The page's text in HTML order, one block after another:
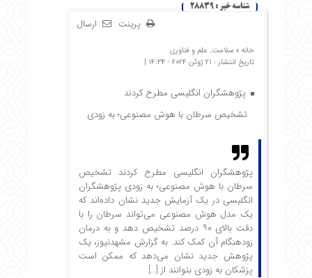
شناسه خبر : 28839
ارسال پرینت
خانه » سلامت, علم و فناوری
تاریخ انتشار : 21 ژوئن 2024 - 14:34 |
پژوهشگران انگلیسی مطرح کردند
تشخیص سرطان با هوش مصنوعی؛ به زودی
پژوهشگران انگلیسی مطرح کردند تشخیص
سرطان با هوش مصنوعی؛ به زودی پژوهشگران
انگلیسی در یک آزمایش جدید نشان داده‌اند که
یک مدل هوش مصنوعی می‌تواند سرطان را با
دقت بالای ۹۰ درصد تشخیص دهد و به درمان
زودهنگام آن کمک کند. به گزارش مشهدنیوز، یک
پژوهش جدید نشان می‌دهد که ممکن است
پزشکان به زودی بتوانند از […]